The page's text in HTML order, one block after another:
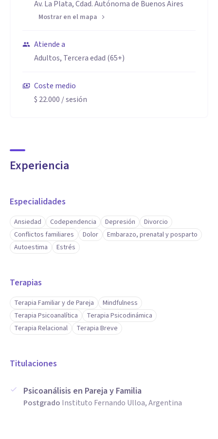
Av. La Plata, Cdad. Autónoma de Buenos Aires
Mostrar en el mapa
Atiende a
Adultos, Tercera edad (65+)
Coste medio
$ 22.000 / sesión
Experiencia
Especialidades
Ansiedad Codependencia Depresión
Divorcio
Conflictos familiares
Dolor
Embarazo, prenatal y posparto
Autoestima
Estrés
Terapias
Terapia Familiar y de Pareja
Mindfulness
Terapia Psicoanalítica
Terapia Psicodinámica
Terapia Relacional
Terapia Breve
Titulaciones
Psicoanálisis en Pareja y Familia
Postgrado Instituto Fernando Ulloa, Argentina